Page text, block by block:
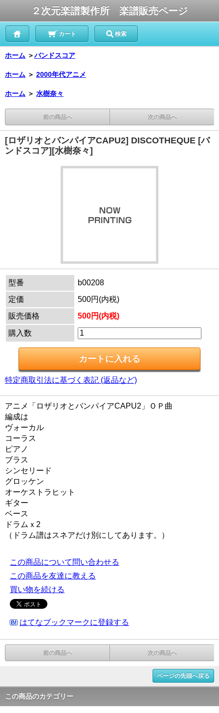
２次元楽譜製作所 楽譜販売ページ
カート 検索
ホーム ＞バンドスコア
ホーム ＞ 2000年代アニメ
ホーム ＞ 水樹奈々
前の商品へ 次の商品へ
[ロザリオとバンパイアCAPU2] DISCOTHEQUE [バ
ンドスコア][水樹奈々]
型番
b00208
定価
500円(内税)
販売価格
500円(内税)
購入数
特定商取引法に基づく表記 (返品など)
アニメ「ロザリオとバンパイアCAPU2」ＯＰ曲
編成は
ヴォーカル
コーラス
ピアノ
ブラス
シンセリード
グロッケン
オーケストラヒット
ギター
ベース
ドラムｘ2
（ドラム譜はスネアだけ別にしてあります。）
この商品について問い合わせる
この商品を友達に教える
買い物を続ける
はてなブックマークに登録する
前の商品へ 次の商品へ
ページの先頭へ戻る
この商品のカテゴリー